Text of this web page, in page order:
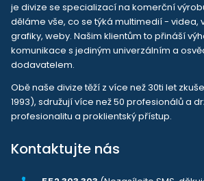
je divize se specializací na komerční
děláme vše, co se týká multimedií - videa,
grafiky, weby. Našim klientům to přináší
komunikace s jediným univerzálním a
dodavatelem.
Obě naše divize těží z více než 30ti let
1993), sdružují více než 50 profesionálů a
profesionalitu a proklientský přístup.
Kontaktujte nás